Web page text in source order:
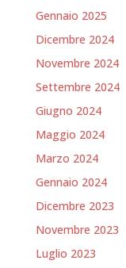
Gennaio 2025
Dicembre 2024
Novembre 2024
Settembre 2024
Giugno 2024
Maggio 2024
Marzo 2024
Gennaio 2024
Dicembre 2023
Novembre 2023
Luglio 2023